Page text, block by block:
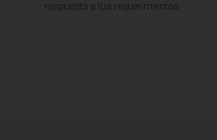
respuesta a tus requerimientos